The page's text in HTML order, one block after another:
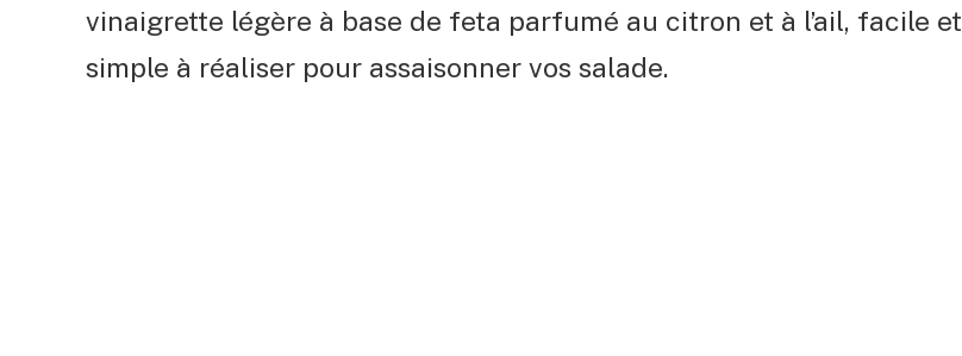
vinaigrette légère à base de feta parfumé au citron et à l’ail, facile et
simple à réaliser pour assaisonner vos salade.